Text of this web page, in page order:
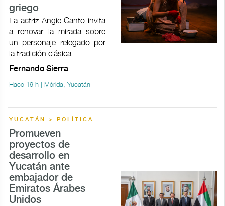
griego
La actriz Angie Canto invita
a renovar la mirada sobre
un personaje relegado por
la tradición clásica
Fernando Sierra
Hace 19 h | Mérida, Yucatán
YUCATÁN > POLÍTICA
Promueven
proyectos de
desarrollo en
Yucatán ante
embajador de
Emiratos Árabes
Unidos